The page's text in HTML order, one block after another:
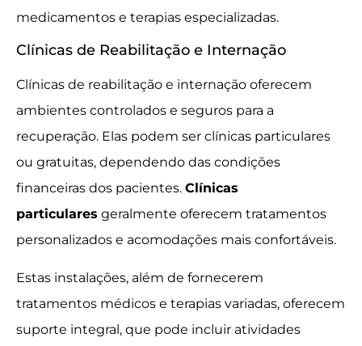
medicamentos e terapias especializadas.
Clínicas de Reabilitação e Internação
Clínicas de reabilitação e internação oferecem
ambientes controlados e seguros para a
recuperação. Elas podem ser clínicas particulares
ou gratuitas, dependendo das condições
financeiras dos pacientes. Clínicas
particulares geralmente oferecem tratamentos
personalizados e acomodações mais confortáveis.
Estas instalações, além de fornecerem
tratamentos médicos e terapias variadas, oferecem
suporte integral, que pode incluir atividades